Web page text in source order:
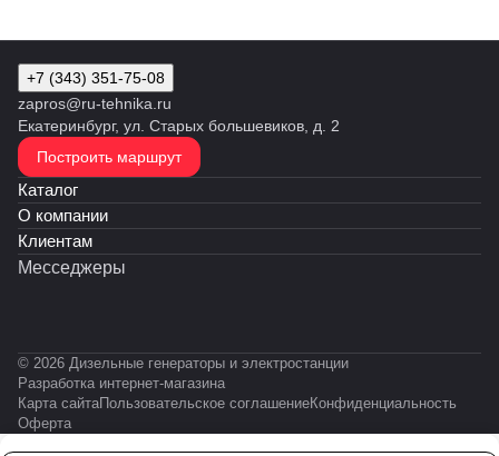
+7 (343) 351-75-08
zapros@ru-tehnika.ru
Екатеринбург, ул. Старых большевиков, д. 2
Построить маршрут
Каталог
О компании
Клиентам
Месседжеры
© 2026 Дизельные генераторы и электростанции
Разработка интернет-магазина
Карта сайтаПользовательское соглашениеКонфиденциальность
Оферта